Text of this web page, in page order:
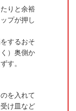
りと余裕
プが押し
するおそ
）奥側か
す。
を入れて
け皿など